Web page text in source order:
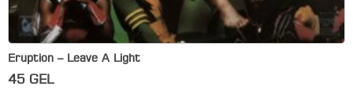
Eruption – Leave A Light
45 GEL